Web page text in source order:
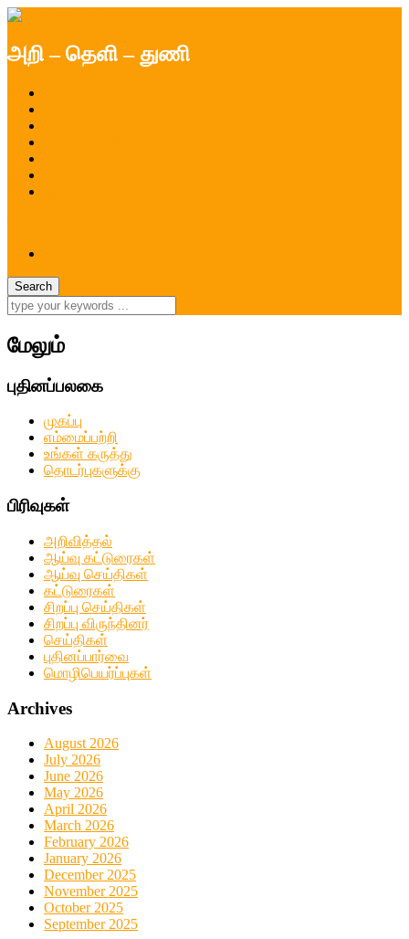
அறி – தெளி – துணி
மேலும்
புதினப்பலகை
முகப்பு
எம்மைப்பற்றி
உங்கள் கருத்து
தொடர்புகளுக்கு
பிரிவுகள்
அறிவித்தல்
ஆய்வு கட்டுரைகள்
ஆய்வு செய்திகள்
கட்டுரைகள்
சிறப்பு செய்திகள்
சிறப்பு விருந்தினர்
செய்திகள்
புதினப்பார்வை
மொழிபெயர்ப்புகள்
Archives
August 2026
July 2026
June 2026
May 2026
April 2026
March 2026
February 2026
January 2026
December 2025
November 2025
October 2025
September 2025